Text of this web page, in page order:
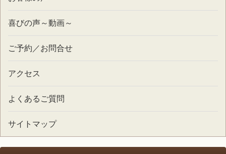
喜びの声～動画～
ご予約／お問合せ
アクセス
よくあるご質問
サイトマップ